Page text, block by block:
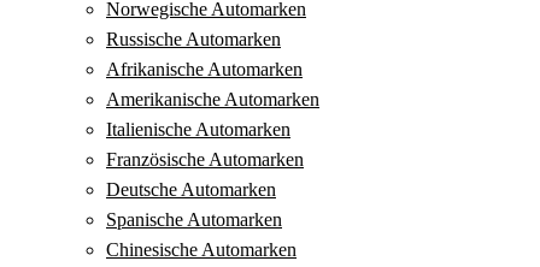
Norwegische Automarken
Russische Automarken
Afrikanische Automarken
Amerikanische Automarken
Italienische Automarken
Französische Automarken
Deutsche Automarken
Spanische Automarken
Chinesische Automarken